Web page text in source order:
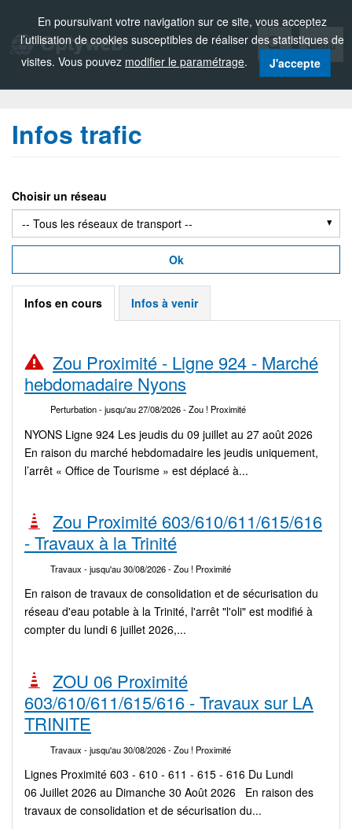
En poursuivant votre navigation sur ce site, vous acceptez
l’utilisation de cookies susceptibles de réaliser des statistiques de
visites. Vous pouvez modifier le paramétrage. J'accepte
Menu
Infos trafic
Choisir un réseau
Ok
Infos en cours Infos à venir
Zou Proximité - Ligne 924 - Marché
hebdomadaire Nyons
Perturbation- jusqu'au 27/08/2026- Zou ! Proximité
NYONS Ligne 924 Les jeudis du 09 juillet au 27 août 2026
En raison du marché hebdomadaire les jeudis uniquement,
l’arrêt « Office de Tourisme » est déplacé à...
Zou Proximité 603/610/611/615/616
- Travaux à la Trinité
Travaux - jusqu'au 30/08/2026- Zou ! Proximité
En raison de travaux de consolidation et de sécurisation du
réseau d'eau potable à la Trinité, l'arrêt "l'oli" est modifié à
compter du lundi 6 juillet 2026,...
ZOU 06 Proximité
603/610/611/615/616 - Travaux sur LA
TRINITE
Travaux - jusqu'au 30/08/2026- Zou ! Proximité
Lignes Proximité 603 - 610 - 611 - 615 - 616 Du Lundi
06 Juillet 2026 au Dimanche 30 Août 2026 En raison des
travaux de consolidation et de sécurisation du...